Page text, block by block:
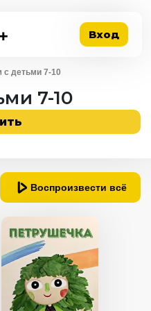
Вход
с детьми 7-10
7-10
Воспроизвести всё